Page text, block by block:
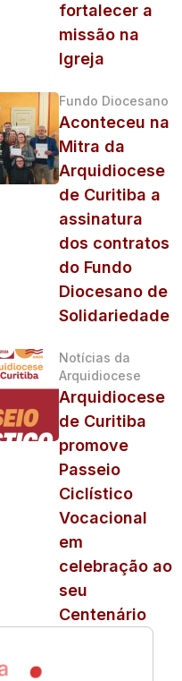
fortalecer a
missão na
Igreja
Fundo Diocesano
Aconteceu na
Mitra da
Arquidiocese
de Curitiba a
assinatura
dos contratos
do Fundo
Diocesano de
Solidariedade
Notícias da
Arquidiocese
Arquidiocese
de Curitiba
promove
Passeio
Ciclístico
Vocacional
em
celebração ao
seu
Centenário